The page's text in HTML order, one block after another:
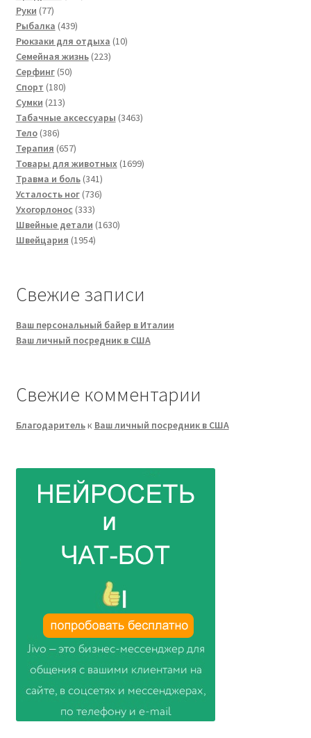
Руки 7777
товаров
Рыбалка 439439
товаров
Рюкзаки для отдыха 1010
Семейная жизнь 223223
Серфинг 5050
Спорт 180180
товаров
Сумки 213213
товаров
Табачные аксессуары 34633463
Тело 386386
товаров
Терапия 657657
товаров
Товары для животных 16991699
Травма и боль 341341
товар
Усталость ног 736736
Ухогорлонос 333333
товара
Швейные детали 16301630
Швейцария 19541954
Свежие записи
Ваш персональный байер в Италии
Ваш личный посредник в США
Свежие комментарии
Благодарительк Ваш личный посредник в США